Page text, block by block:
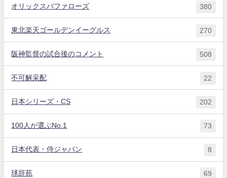
オリックスバファローズ 380
東北楽天ゴールデンイーグルス 270
阪神監督の試合後のコメント 508
不可解采配 22
日本シリーズ・CS 202
100人が選ぶNo.1 73
日本代表・侍ジャパン 8
球辞苑 69